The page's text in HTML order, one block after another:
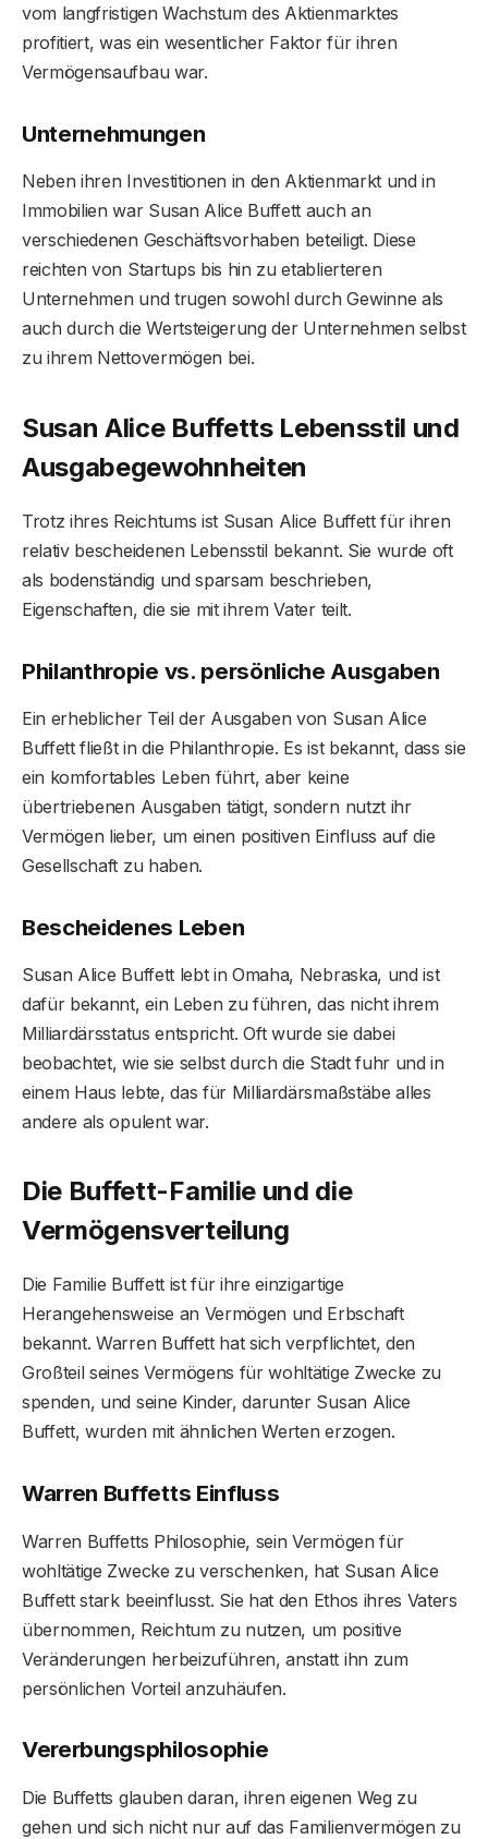
vom langfristigen Wachstum des Aktienmarktes
profitiert, was ein wesentlicher Faktor für ihren
Vermögensaufbau war.
Unternehmungen
Neben ihren Investitionen in den Aktienmarkt und in
Immobilien war Susan Alice Buffett auch an
verschiedenen Geschäftsvorhaben beteiligt. Diese
reichten von Startups bis hin zu etablierteren
Unternehmen und trugen sowohl durch Gewinne als
auch durch die Wertsteigerung der Unternehmen selbst
zu ihrem Nettovermögen bei.
Susan Alice Buffetts Lebensstil und
Ausgabegewohnheiten
Trotz ihres Reichtums ist Susan Alice Buffett für ihren
relativ bescheidenen Lebensstil bekannt. Sie wurde oft
als bodenständig und sparsam beschrieben,
Eigenschaften, die sie mit ihrem Vater teilt.
Philanthropie vs. persönliche Ausgaben
Ein erheblicher Teil der Ausgaben von Susan Alice
Buffett fließt in die Philanthropie. Es ist bekannt, dass sie
ein komfortables Leben führt, aber keine
übertriebenen Ausgaben tätigt, sondern nutzt ihr
Vermögen lieber, um einen positiven Einfluss auf die
Gesellschaft zu haben.
Bescheidenes Leben
Susan Alice Buffett lebt in Omaha, Nebraska, und ist
dafür bekannt, ein Leben zu führen, das nicht ihrem
Milliardärsstatus entspricht. Oft wurde sie dabei
beobachtet, wie sie selbst durch die Stadt fuhr und in
einem Haus lebte, das für Milliardärsmaßstäbe alles
andere als opulent war.
Die Buffett-Familie und die
Vermögensverteilung
Die Familie Buffett ist für ihre einzigartige
Herangehensweise an Vermögen und Erbschaft
bekannt. Warren Buffett hat sich verpflichtet, den
Großteil seines Vermögens für wohltätige Zwecke zu
spenden, und seine Kinder, darunter Susan Alice
Buffett, wurden mit ähnlichen Werten erzogen.
Warren Buffetts Einfluss
Warren Buffetts Philosophie, sein Vermögen für
wohltätige Zwecke zu verschenken, hat Susan Alice
Buffett stark beeinflusst. Sie hat den Ethos ihres Vaters
übernommen, Reichtum zu nutzen, um positive
Veränderungen herbeizuführen, anstatt ihn zum
persönlichen Vorteil anzuhäufen.
Vererbungsphilosophie
Die Buffetts glauben daran, ihren eigenen Weg zu
gehen und sich nicht nur auf das Familienvermögen zu